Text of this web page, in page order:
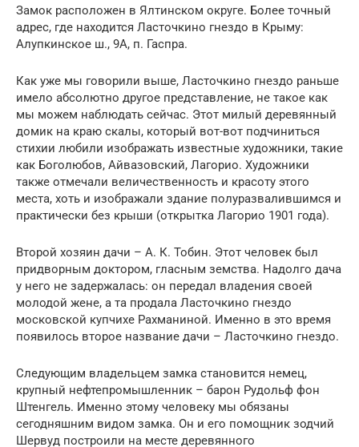
Замок расположен в Ялтинском округе. Более точный
адрес, где находится Ласточкино гнездо в Крыму:
Алупкинское ш., 9А, п. Гаспра.
Как уже мы говорили выше, Ласточкино гнездо раньше
имело абсолютно другое представление, не такое как
мы можем наблюдать сейчас. Этот милый деревянный
домик на краю скалы, который вот-вот подчиниться
стихии любили изображать известные художники, такие
как Боголюбов, Айвазовский, Лагорио. Художники
также отмечали величественность и красоту этого
места, хоть и изображали здание полуразвалившимся и
практически без крыши (открытка Лагорио 1901 года).
Второй хозяин дачи – А. К. Тобин. Этот человек был
придворным доктором, гласным земства. Надолго дача
у него не задержалась: он передал владения своей
молодой жене, а та продала Ласточкино гнездо
московской купчихе Рахманиной. Именно в это время
появилось второе название дачи – Ласточкино гнездо.
Следующим владельцем замка становится немец,
крупный нефтепромышленник – барон Рудольф фон
Штенгель. Именно этому человеку мы обязаны
сегодняшним видом замка. Он и его помощник зодчий
Шервуд построили на месте деревянного